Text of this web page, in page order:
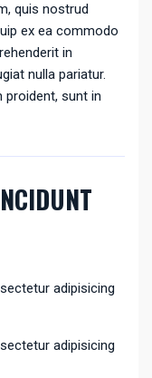
quis nostrud
ex ea commodo
in
nulla pariatur.
proident, sunt in
adipisicing
adipisicing